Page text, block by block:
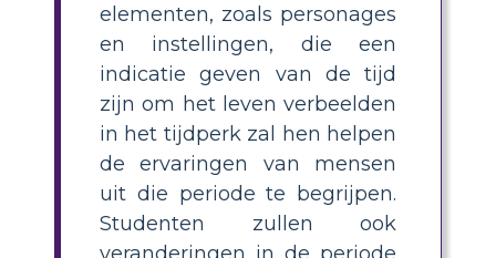
elementen, zoals personages
en instellingen, die een
indicatie geven van de tijd
zijn om het leven verbeelden
in het tijdperk zal hen helpen
de ervaringen van mensen
uit die periode te begrijpen.
Studenten zullen ook